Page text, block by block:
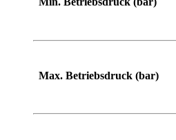
Max. Betriebsdruck (bar)